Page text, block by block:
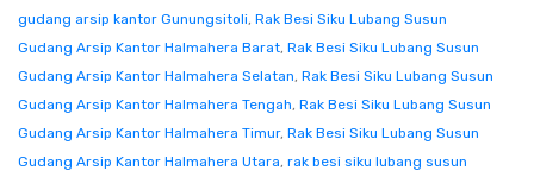
gudang arsip kantor Gunungsitoli, Rak Besi Siku Lubang Susun
Gudang Arsip Kantor Halmahera Barat, Rak Besi Siku Lubang Susun
Gudang Arsip Kantor Halmahera Selatan, Rak Besi Siku Lubang Susun
Gudang Arsip Kantor Halmahera Tengah, Rak Besi Siku Lubang Susun
Gudang Arsip Kantor Halmahera Timur, Rak Besi Siku Lubang Susun
Gudang Arsip Kantor Halmahera Utara, rak besi siku lubang susun